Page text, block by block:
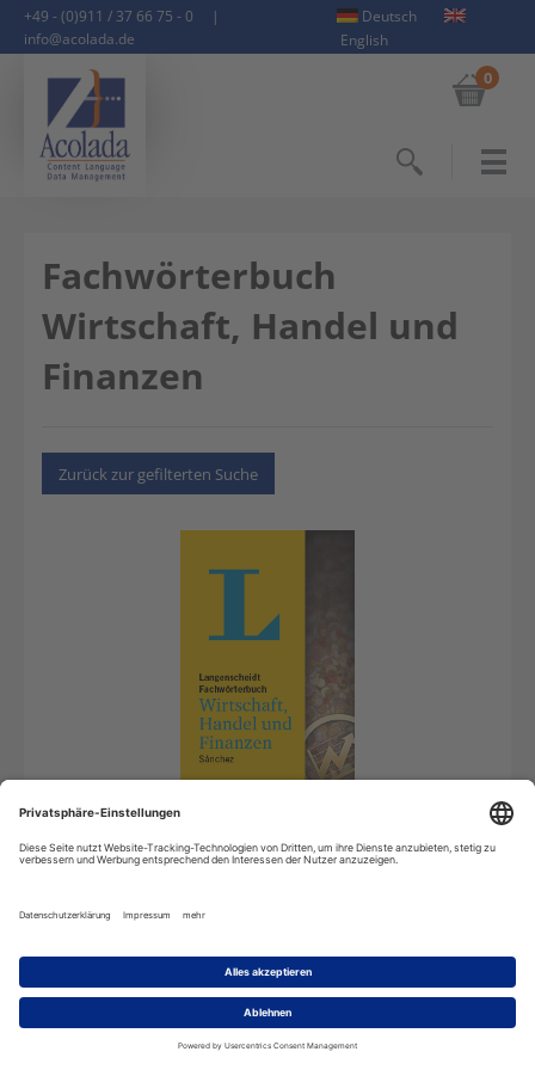
+49 - (0)911 / 37 66 75 - 0
|
info@acolada.de
Deutsch
English
0
Fachwörterbuch
Wirtschaft, Handel und
Finanzen
Zurück zur gefilterten Suche
Android
Betriebssystemen
89,99€*
In den Warenkorb